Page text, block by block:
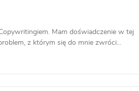
Mam doświadczenie w tej
z którym się do mnie zwróci...